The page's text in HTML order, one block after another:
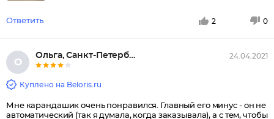
Ответить 2 0
О
Ольга, Санкт-Петербург 24.04.2021
Куплено на Beloris.ru
Мне карандашик очень понравился. Главный его минус - он не
автоматический (так я думала, когда заказывала), а с тем, чтобы